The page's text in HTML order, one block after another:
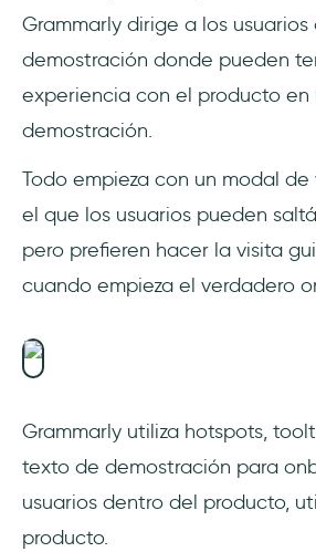
Grammarly dirige a los
demostración donde pueden
experiencia con el producto en
demostración.
Todo empieza con un modal
el que los usuarios pueden
pero prefieren hacer la visita
cuando empieza el verdadero
Grammarly utiliza hotspots,
texto de demostración para
usuarios dentro del producto,
producto.